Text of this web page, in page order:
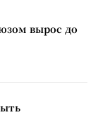
вырос до